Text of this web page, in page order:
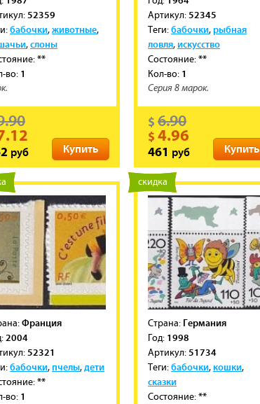
52359
бабочки,животные,
,слоны
**
во: 1
Купить
руб
Артикул:52345
Теги:бабочки,рыбная
ловля,искусство
Состояние:**
Кол-во: 1
Серия 8 марок.
Купить
$ 6.90
$ 4.96
461 руб
Франция
2004
52321
бабочки,пчелы,дети
**
во: 1
новинка
скидка
Cтрана: Германия
Год: 1998
Артикул:51734
Теги:бабочки, кошки,
сказки
Состояние:**